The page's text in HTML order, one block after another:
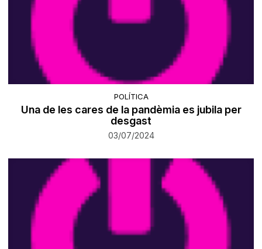
POLÍTICA
Una de les cares de la pandèmia es jubila per
desgast
03/07/2024